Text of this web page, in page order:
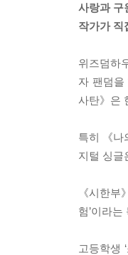
사랑과 구
작가가 직
위즈덤하
자 팬덤을
사탄》은
특히 《나
지털 싱글
《시한
험’이라
고등학생